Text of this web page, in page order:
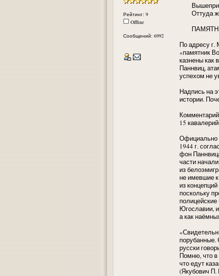
Рейтинг: 9
Offline
Сообщений: 6992
Оттуда
По адресу г.
«памятник
казнены как
Паннвиц,
успехом не
Надпись на
истории.
15
Официально
1944 г.
фон
части
из
не имевшие
из
поскольку
Югославии,
а как
порубанные.
русски
Помню, что в
что едут
(Якубович П.